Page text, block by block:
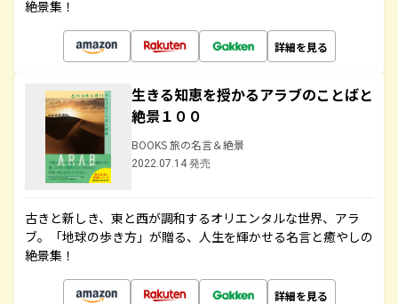
絶景集！
詳細を見る
生きる知恵を授かるアラブのことばと
絶景１００
BOOKS 旅の名言＆絶景
2022.07.14 発売
古きと新しき、東と西が調和するオリエンタルな世界、アラ
ブ。「地球の歩き方」が贈る、人生を輝かせる名言と癒やしの
絶景集！
詳細を見る